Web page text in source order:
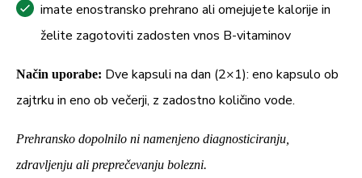
imate enostransko prehrano ali omejujete kalorije in
želite zagotoviti zadosten vnos B-vitaminov
Način uporabe: Dve kapsuli na dan (2×1): eno kapsulo ob
zajtrku in eno ob večerji, z zadostno količino vode.
Prehransko dopolnilo ni namenjeno diagnosticiranju,
zdravljenju ali preprečevanju bolezni.